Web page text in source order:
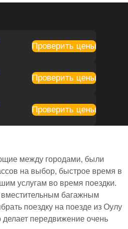
Проверить цены
Проверить цены
Проверить цены
между городами, были
на выбор, быстрое время в
услугам во время поездки.
багажным
поездку на поезде из Оулу
делает передвижение очень